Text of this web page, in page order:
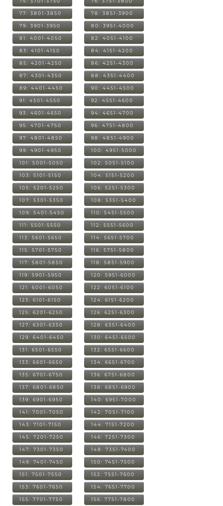
77: 3801-3850 78: 3851-3900
79: 3901-3950 80: 3951-4000
81: 4001-4050 82: 4051-4100
83: 4101-4150 84: 4151-4200
85: 4201-4250 86: 4251-4300
87: 4301-4350 88: 4351-4400
89: 4401-4450 90: 4451-4500
91: 4501-4550 92: 4551-4600
93: 4601-4650 94: 4651-4700
95: 4701-4750 96: 4751-4800
97: 4801-4850 98: 4851-4900
99: 4901-4950 100: 4951-5000
101: 5001-5050 102: 5051-5100
103: 5101-5150 104: 5151-5200
105: 5201-5250 106: 5251-5300
107: 5301-5350 108: 5351-5400
109: 5401-5450 110: 5451-5500
111: 5501-5550 112: 5551-5600
113: 5601-5650 114: 5651-5700
115: 5701-5750 116: 5751-5800
117: 5801-5850 118: 5851-5900
119: 5901-5950 120: 5951-6000
121: 6001-6050 122: 6051-6100
123: 6101-6150 124: 6151-6200
125: 6201-6250 126: 6251-6300
127: 6301-6350 128: 6351-6400
129: 6401-6450 130: 6451-6500
131: 6501-6550 132: 6551-6600
133: 6601-6650 134: 6651-6700
135: 6701-6750 136: 6751-6800
137: 6801-6850 138: 6851-6900
139: 6901-6950 140: 6951-7000
141: 7001-7050 142: 7051-7100
143: 7101-7150 144: 7151-7200
145: 7201-7250 146: 7251-7300
147: 7301-7350 148: 7351-7400
149: 7401-7450 150: 7451-7500
151: 7501-7550 152: 7551-7600
153: 7601-7650 154: 7651-7700
155: 7701-7750 156: 7751-7800